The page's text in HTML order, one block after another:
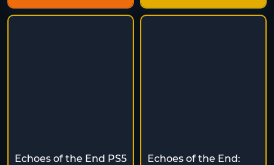
Echoes of the End PS5
Echoes of the End: